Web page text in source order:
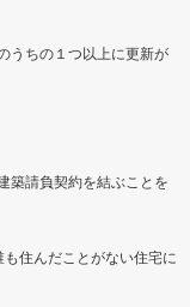
うちの１つ以上に更新が
築請負契約を結ぶことを
住んだことがない住宅に